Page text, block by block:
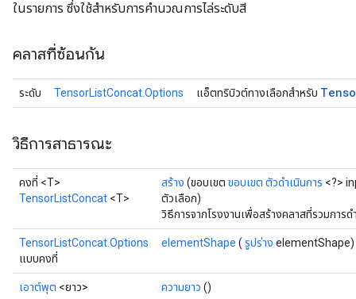
ในรายการ ซึ่งใช้สำหรับการคำนวณการไล่ระดับสี
คลาสที่ซ้อนกัน
ระดับ TensorListConcat.Options แอ็ตทริบิวต์ทางเลือกสำหรับ
วิธีการสาธารณะ
คงที่ <T>
TensorListConcat <T>
สร้าง (ขอบเขต ขอบเขต ตัวดำเนินการ <?>
ตัวเลือก)
วิธีการจากโรงงานเพื่อสร้างคลาสที่รวมการ
TensorListConcat.Options
แบบคงที่
elementShape ( รูปร่าง elementShape)
เอาต์พุต <ยาว> ความยาว ()